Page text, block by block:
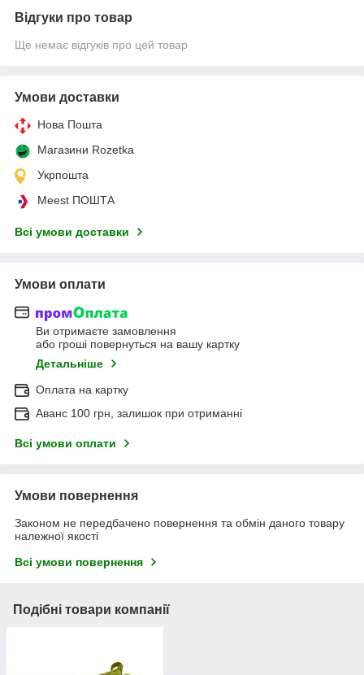
Відгуки про товар
Ще немає відгуків про цей товар
Умови доставки
Нова Пошта
Магазини Rozetka
Укрпошта
Meest ПОШТА
Всі умови доставки
Умови оплати
Ви отримаєте замовлення
або гроші повернуться на вашу картку
Детальніше
Оплата на картку
Аванс 100 грн, залишок при отриманні
Всі умови оплати
Умови повернення
Законом не передбачено повернення та обмін даного товару
належної якості
Всі умови повернення
Подібні товари компанії